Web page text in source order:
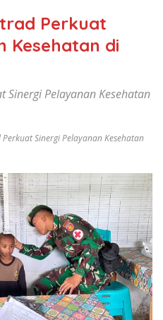
Perkuat
Kesehatan di
Sinergi Pelayanan Kesehatan
Sinergi Pelayanan Kesehatan